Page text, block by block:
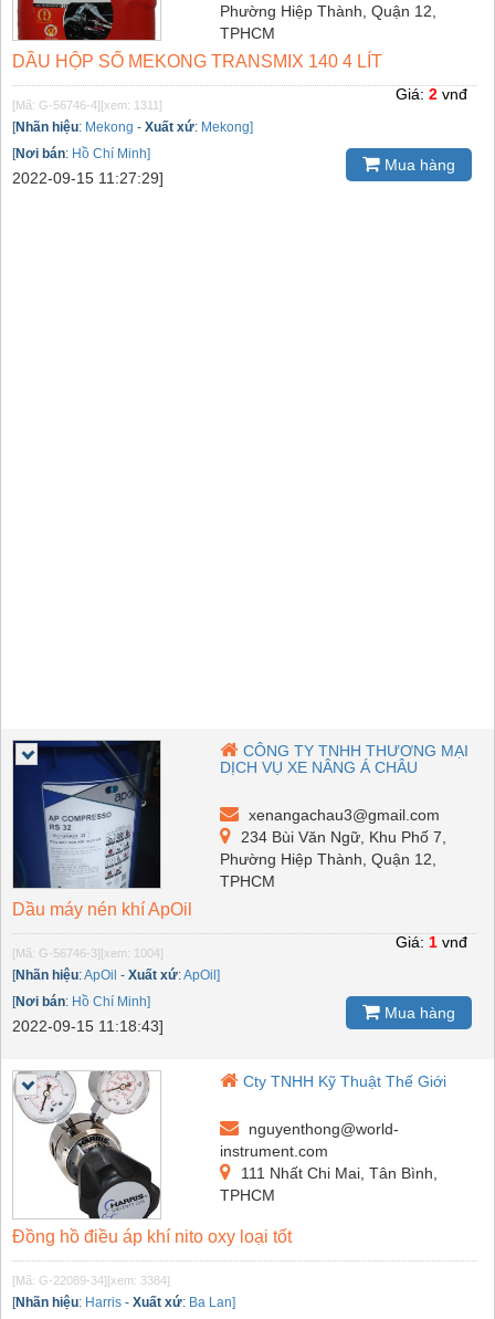
Phường Hiệp Thành, Quận 12,
TPHCM
DẦU HỘP SỐ MEKONG TRANSMIX 140 4 LÍT
[Mã: G-56746-4][xem: 1311]
[Nhãn hiệu: Mekong - Xuất xứ: Mekong]
[Nơi bán: Hồ Chí Minh]
2022-09-15 11:27:29]
Giá: 2 vnđ
Mua hàng
CÔNG TY TNHH THƯƠNG MẠI
DỊCH VỤ XE NÂNG Á CHÂU
xenangachau3@gmail.com
234 Bùi Văn Ngữ, Khu Phố 7,
Phường Hiệp Thành, Quận 12,
TPHCM
Dầu máy nén khí ApOil
[Mã: G-56746-3][xem: 1004]
[Nhãn hiệu:ApOil - Xuất xứ:ApOil]
[Nơi bán: Hồ Chí Minh]
2022-09-15 11:18:43]
Giá: 1 vnđ
Mua hàng
Cty TNHH Kỹ Thuật Thế Giới
nguyenthong@world-
instrument.com
111 Nhất Chi Mai, Tân Bình,
TPHCM
Đồng hồ điều áp khí nito oxy loại tốt
[Mã: G-22089-34][xem: 3384]
[Nhãn hiệu: Harris - Xuất xứ: Ba Lan]